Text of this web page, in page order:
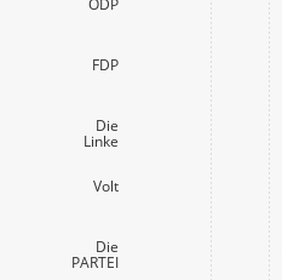
ÖDP
FDP
Die
Linke
Volt
Die
PARTEI